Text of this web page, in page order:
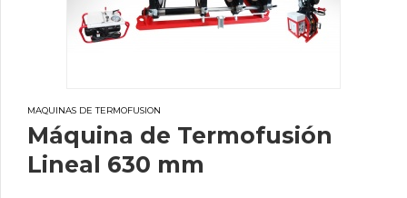
MAQUINAS DE TERMOFUSION
Máquina de Termofusión
Lineal 630 mm